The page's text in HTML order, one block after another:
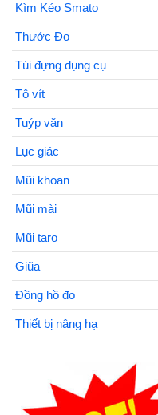
Kìm Kéo Smato
Thước Đo
Túi đựng dụng cụ
Tô vít
Tuýp vặn
Lục giác
Mũi khoan
Mũi mài
Mũi taro
Giũa
Đồng hồ đo
Thiết bị nâng hạ